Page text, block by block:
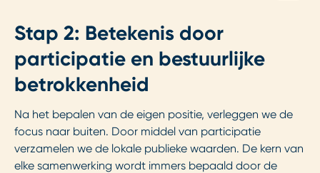
Stap 2: Betekenis door
participatie en bestuurlijke
betrokkenheid
Na het bepalen van de eigen positie, verleggen we de
focus naar buiten. Door middel van participatie
verzamelen we de lokale publieke waarden. De kern van
elke samenwerking wordt immers bepaald door de